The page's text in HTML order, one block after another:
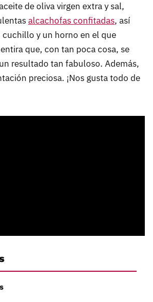
de oliva virgen extra y sal,
alcachofas confitadas, así
y un horno en el que
que, con tan poca cosa, se
resultado tan fabuloso. Además,
preciosa. ¡Nos gusta todo de